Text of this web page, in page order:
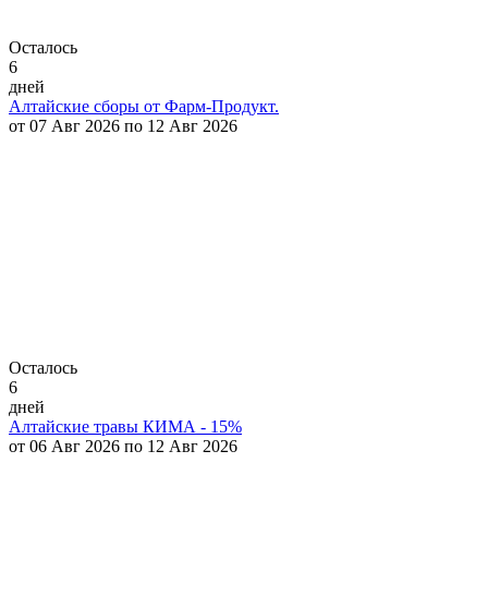
Осталось
6
дней
Алтайские сборы от Фарм-Продукт.
от 07 Авг 2026 по 12 Авг 2026
Осталось
6
дней
Алтайские травы КИМА - 15%
от 06 Авг 2026 по 12 Авг 2026